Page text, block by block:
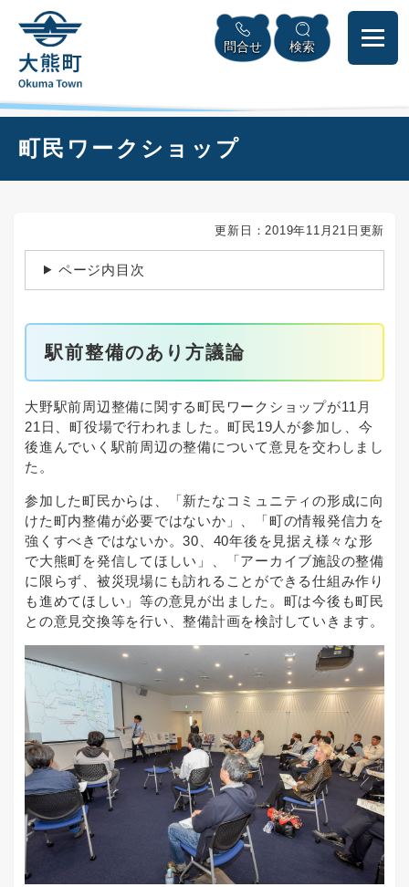
頭
メニューを飛ばして本文へ
問合せ 検索
町民ワークショップ
更新日：2019年11月21日更新
ページ内目次
駅前整備のあり方議論
大野駅前周辺整備に関する町民ワークショップが11月
21日、町役場で行われました。町民19人が参加し、今
後進んでいく駅前周辺の整備について意見を交わしまし
た。
参加した町民からは、「新たなコミュニティの形成に向
けた町内整備が必要ではないか」、「町の情報発信力を
強くすべきではないか。30、40年後を見据え様々な形
で大熊町を発信してほしい」、「アーカイブ施設の整備
に限らず、被災現場にも訪れることができる仕組み作り
も進めてほしい」等の意見が出ました。町は今後も町民
との意見交換等を行い、整備計画を検討していきます。